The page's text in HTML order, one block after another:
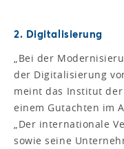
2. Digitalisierung
„Bei der
der Digitalisierung
meint das Institut
einem Gutachten im
„Der internationale
sowie seine